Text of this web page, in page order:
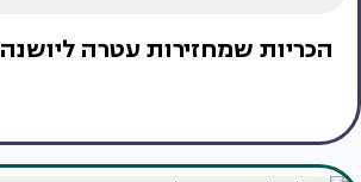
הכריות שמחזירות עטרה ליושנה